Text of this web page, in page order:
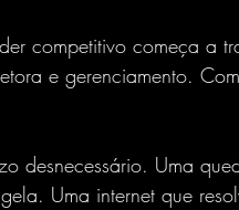
competitivo começa a
e gerenciamento.
desnecessário. Uma
Uma internet que